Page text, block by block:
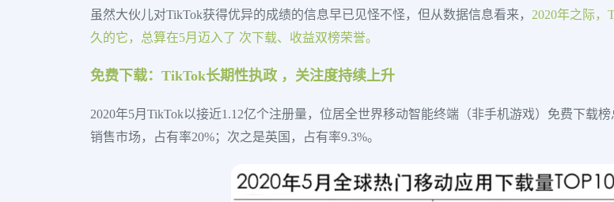
虽然大伙儿对TikTok获得优异的成绩的信息早已见怪不怪，但从数据信息看来， 2020年之际
久的它，总算在5月迈入了 次下载、收益双榜荣誉。
免费下载：TikTok长期性执政 ，关注度持续上升
2020年5月TikTok以接近1.12亿个注册量，位居全世界移动智能终端（非手机游戏）免费下载
销售市场，占有率20%；次之是英国，占有率9.3%。